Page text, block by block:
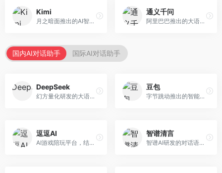
Kimi
月之暗面推出的AI智能助手，核心优势在于超长文本处理能力，支持20万字以上文档分析。面向学术研究者、职场人士和内容创作者，提供文档解读、PPT生成、联网搜索等综合服务。
通义千问
阿里巴巴推出的大语言模型平台，提供对话问答、文档处理、图像理解、代码编写等全方位AI服务。面向企业用户和个人开发者，集成阿里云生态，支持多模态交互，企业级安全保障。
国内AI对话助手 国际AI对话助手
DeepSeek
幻方量化研发的大语言模型平台，专注于深度推理和代码生成能力。面向开发者、研究人员和技术爱好者，提供强大的逻辑推理和数学计算功能，开源生态完善，API接口友好。
豆包
字节跳动推出的智能对话助手平台，提供文本创作、知识问答、英语学习等多种AI服务。面向普通用户和内容创作者，支持多轮对话和文件解析，免费使用，响应速度快，中文理解能力强。
逗逗AI
AI游戏陪玩平台，结合游戏理解和自然语言交互技术。面向游戏玩家，提供游戏攻略、陪玩互动、社交聊天等服务，游戏知识丰富，互动体验有趣。
智谱清言
智谱AI研发的对话语言模型，支持中英双语交互。面向中文用户和开发者，提供知识问答、代码编写、文档解读等服务，开源生态完善，学术研究背景深厚。